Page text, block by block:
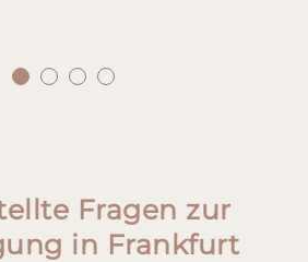
Fragen zur
in Frankfurt